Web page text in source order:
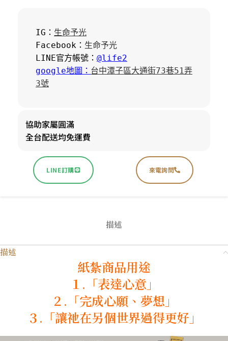
IG： 生命予光
Facebook： 生命予光
LINE官方帳號： @life2
google地圖： 台中潭子區大通街73巷51弄
3號
協助家屬圓滿
全台配送均免運費
LINE訂購 來電詢問
描述
描述
紙紮商品用途
１.「表達心意」
２.「完成心願、夢想」
３.「讓祂在另個世界過得更好」